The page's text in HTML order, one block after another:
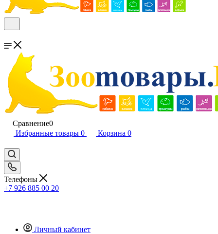
Сравнение0
Избранные товары 0 Корзина 0
Телефоны
+7 926 885 00 20
Личный кабинет